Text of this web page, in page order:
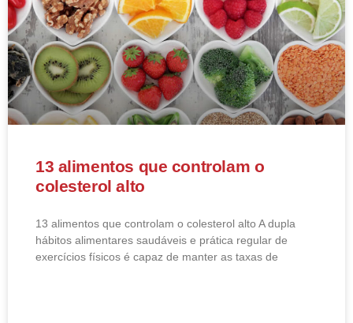
13 alimentos que controlam o
colesterol alto
13 alimentos que controlam o colesterol alto​ A dupla
hábitos alimentares saudáveis e prática regular de
exercícios físicos é capaz de manter as taxas de